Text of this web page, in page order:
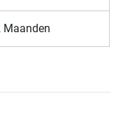
Maanden